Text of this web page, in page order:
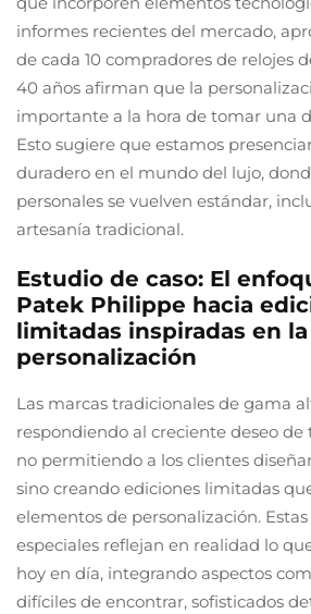
informes recientes del mercado,
de cada 10 compradores de relojes
40 años afirman que la
importante a la hora de tomar una
Esto sugiere que estamos
duradero en el mundo del lujo,
personales se vuelven estándar,
artesanía tradicional.
Estudio de caso: El
Patek Philippe hacia
limitadas inspiradas en la
personalización
Las marcas tradicionales de gama
respondiendo al creciente deseo de
no permitiendo a los clientes
sino creando ediciones limitadas
elementos de personalización.
especiales reflejan en realidad lo
hoy en día, integrando aspectos
difíciles de encontrar, sofisticados